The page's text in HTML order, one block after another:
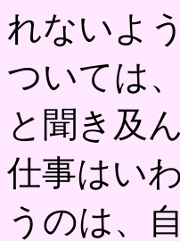
れないよ
ついては
と聞き及
仕事はい
うのは、